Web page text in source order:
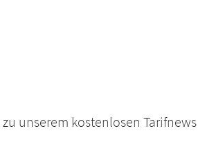
unserem kostenlosen Tarifnews